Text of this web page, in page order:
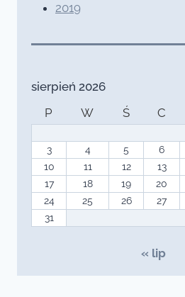
2019
sierpień 2026
P
W Ś C
3
4 5 6
10
11 12 13
17
18 19 20
24
25 26 27
31
« lip